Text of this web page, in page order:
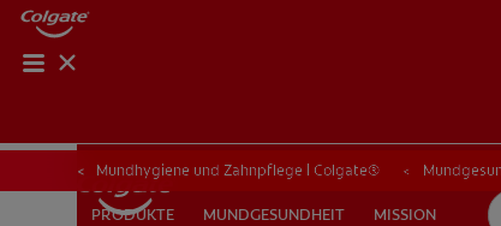
PRODUKTE MUNDGESUNDHEIT
PRODUKTE MUNDGESUNDHEIT MISSION
Mundhygiene und Zahnpflege | Colgate®